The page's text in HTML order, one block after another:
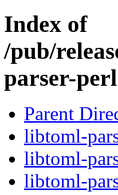
Index of
/pub/
parser-perl
Parent
libtoml-
libtoml-
libtoml-